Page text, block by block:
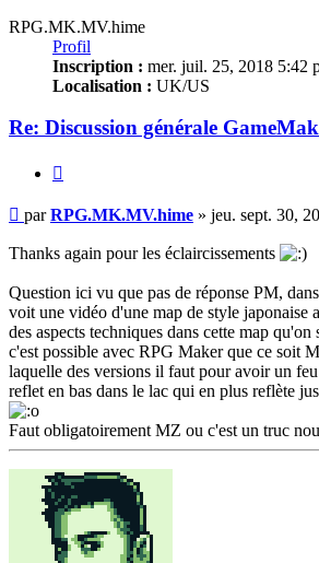
RPG.MK.MV.hime
Profil
Inscription : mer. juil. 25, 2018 5:42
Localisation : UK/US
Re: Discussion générale
Message
non
lu
parRPG.MK.MV.hime » jeu. sept. 30,
Thanks again pour les éclaircissements
Question ici vu que pas de réponse PM,
voit une vidéo d'une map de style japonaise
des aspects techniques dans cette map qu'on
c'est possible avec RPG Maker que ce soit
laquelle des versions il faut pour avoir un
reflet en bas dans le lac qui en plus reflète
Faut obligatoirement MZ ou c'est un truc
Haut